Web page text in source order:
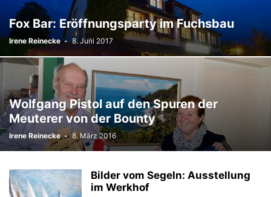
Fox Bar: Eröffnungsparty im Fuchsbau
Irene Reinecke - 8. Juni 2017
Wolfgang Pistol auf den Spuren der
Meuterer von der Bounty
Irene Reinecke - 8. März 2016
Bilder vom Segeln: Ausstellung
im Werkhof